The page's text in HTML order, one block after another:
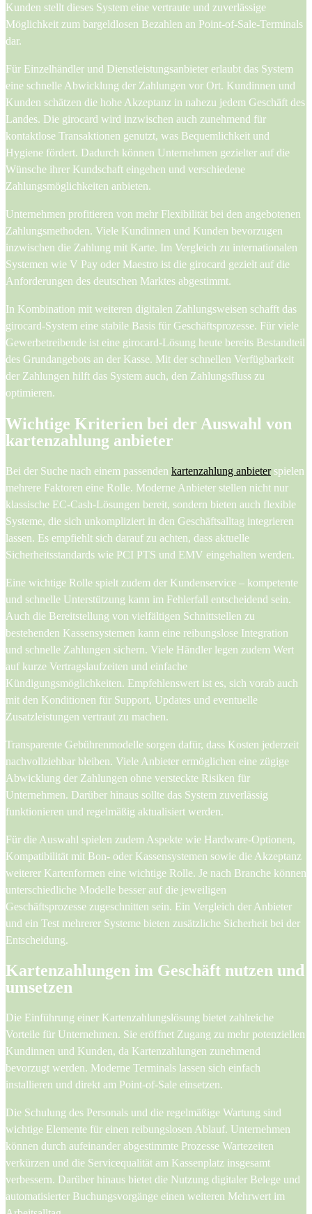
Kunden stellt dieses System eine vertraute und zuverlässige
Möglichkeit zum bargeldlosen Bezahlen an Point-of-Sale-Terminals
dar.
Für Einzelhändler und Dienstleistungsanbieter erlaubt das System
eine schnelle Abwicklung der Zahlungen vor Ort. Kundinnen und
Kunden schätzen die hohe Akzeptanz in nahezu jedem Geschäft des
Landes. Die girocard wird inzwischen auch zunehmend für
kontaktlose Transaktionen genutzt, was Bequemlichkeit und
Hygiene fördert. Dadurch können Unternehmen gezielter auf die
Wünsche ihrer Kundschaft eingehen und verschiedene
Zahlungsmöglichkeiten anbieten.
Unternehmen profitieren von mehr Flexibilität bei den angebotenen
Zahlungsmethoden. Viele Kundinnen und Kunden bevorzugen
inzwischen die Zahlung mit Karte. Im Vergleich zu internationalen
Systemen wie V Pay oder Maestro ist die girocard gezielt auf die
Anforderungen des deutschen Marktes abgestimmt.
In Kombination mit weiteren digitalen Zahlungsweisen schafft das
girocard-System eine stabile Basis für Geschäftsprozesse. Für viele
Gewerbetreibende ist eine girocard-Lösung heute bereits Bestandteil
des Grundangebots an der Kasse. Mit der schnellen Verfügbarkeit
der Zahlungen hilft das System auch, den Zahlungsfluss zu
optimieren.
Wichtige Kriterien bei der Auswahl von
kartenzahlung anbieter
Bei der Suche nach einem passenden kartenzahlung anbieterspielen
mehrere Faktoren eine Rolle. Moderne Anbieter stellen nicht nur
klassische EC-Cash-Lösungen bereit, sondern bieten auch flexible
Systeme, die sich unkompliziert in den Geschäftsalltag integrieren
lassen. Es empfiehlt sich darauf zu achten, dass aktuelle
Sicherheitsstandards wie PCI PTS und EMV eingehalten werden.
Eine wichtige Rolle spielt zudem der Kundenservice – kompetente
und schnelle Unterstützung kann im Fehlerfall entscheidend sein.
Auch die Bereitstellung von vielfältigen Schnittstellen zu
bestehenden Kassensystemen kann eine reibungslose Integration
und schnelle Zahlungen sichern. Viele Händler legen zudem Wert
auf kurze Vertragslaufzeiten und einfache
Kündigungsmöglichkeiten. Empfehlenswert ist es, sich vorab auch
mit den Konditionen für Support, Updates und eventuelle
Zusatzleistungen vertraut zu machen.
Transparente Gebührenmodelle sorgen dafür, dass Kosten jederzeit
nachvollziehbar bleiben. Viele Anbieter ermöglichen eine zügige
Abwicklung der Zahlungen ohne versteckte Risiken für
Unternehmen. Darüber hinaus sollte das System zuverlässig
funktionieren und regelmäßig aktualisiert werden.
Für die Auswahl spielen zudem Aspekte wie Hardware-Optionen,
Kompatibilität mit Bon- oder Kassensystemen sowie die Akzeptanz
weiterer Kartenformen eine wichtige Rolle. Je nach Branche können
unterschiedliche Modelle besser auf die jeweiligen
Geschäftsprozesse zugeschnitten sein. Ein Vergleich der Anbieter
und ein Test mehrerer Systeme bieten zusätzliche Sicherheit bei der
Entscheidung.
Kartenzahlungen im Geschäft nutzen und
umsetzen
Die Einführung einer Kartenzahlungslösung bietet zahlreiche
Vorteile für Unternehmen. Sie eröffnet Zugang zu mehr potenziellen
Kundinnen und Kunden, da Kartenzahlungen zunehmend
bevorzugt werden. Moderne Terminals lassen sich einfach
installieren und direkt am Point-of-Sale einsetzen.
Die Schulung des Personals und die regelmäßige Wartung sind
wichtige Elemente für einen reibungslosen Ablauf. Unternehmen
können durch aufeinander abgestimmte Prozesse Wartezeiten
verkürzen und die Servicequalität am Kassenplatz insgesamt
verbessern. Darüber hinaus bietet die Nutzung digitaler Belege und
automatisierter Buchungsvorgänge einen weiteren Mehrwert im